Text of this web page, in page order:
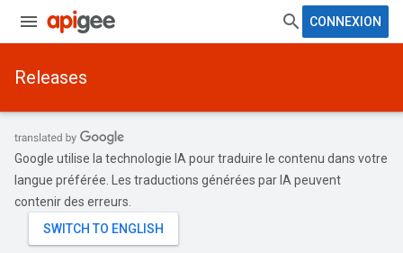
CONNEXION
Releases
Google utilise la technologie IA pour traduire le contenu dans votre
langue préférée. Les traductions générées par IA peuvent
contenir des erreurs.